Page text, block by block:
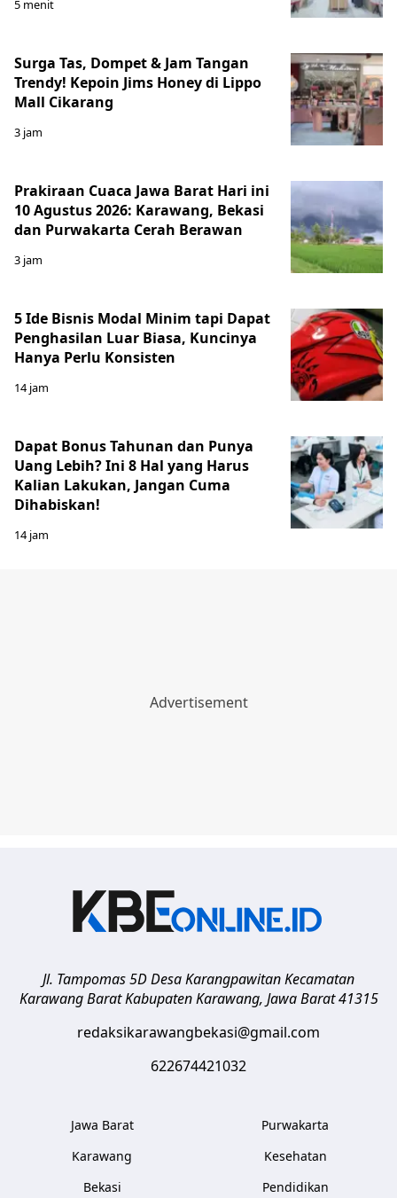
5 menit
Surga Tas, Dompet & Jam Tangan
Trendy! Kepoin Jims Honey di Lippo
Mall Cikarang
3 jam
Prakiraan Cuaca Jawa Barat Hari ini
10 Agustus 2026: Karawang, Bekasi
dan Purwakarta Cerah Berawan
3 jam
5 Ide Bisnis Modal Minim tapi Dapat
Penghasilan Luar Biasa, Kuncinya
Hanya Perlu Konsisten
14 jam
Dapat Bonus Tahunan dan Punya
Uang Lebih? Ini 8 Hal yang Harus
Kalian Lakukan, Jangan Cuma
Dihabiskan!
14 jam
Jl. Tampomas 5D Desa Karangpawitan Kecamatan
Karawang Barat Kabupaten Karawang, Jawa Barat 41315
redaksikarawangbekasi@gmail.com
622674421032
Jawa Barat
Karawang
Bekasi
Purwakarta
Kesehatan
Pendidikan